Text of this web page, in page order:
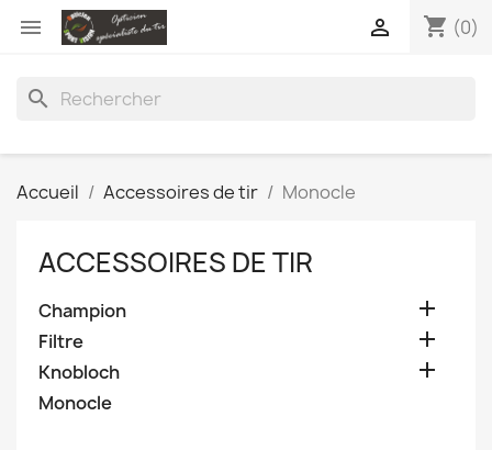
 shopping_cart (0)

search
Accueil Accessoires de tir Monocle
ACCESSOIRES DE TIR
Champion 
Filtre 
Knobloch 
Monocle